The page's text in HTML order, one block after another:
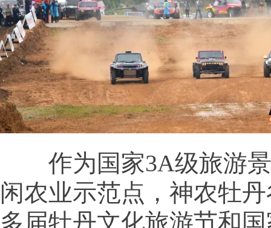
作为国家3A级旅游景
闲农业示范点，神农牡
多届牡丹文化旅游节和